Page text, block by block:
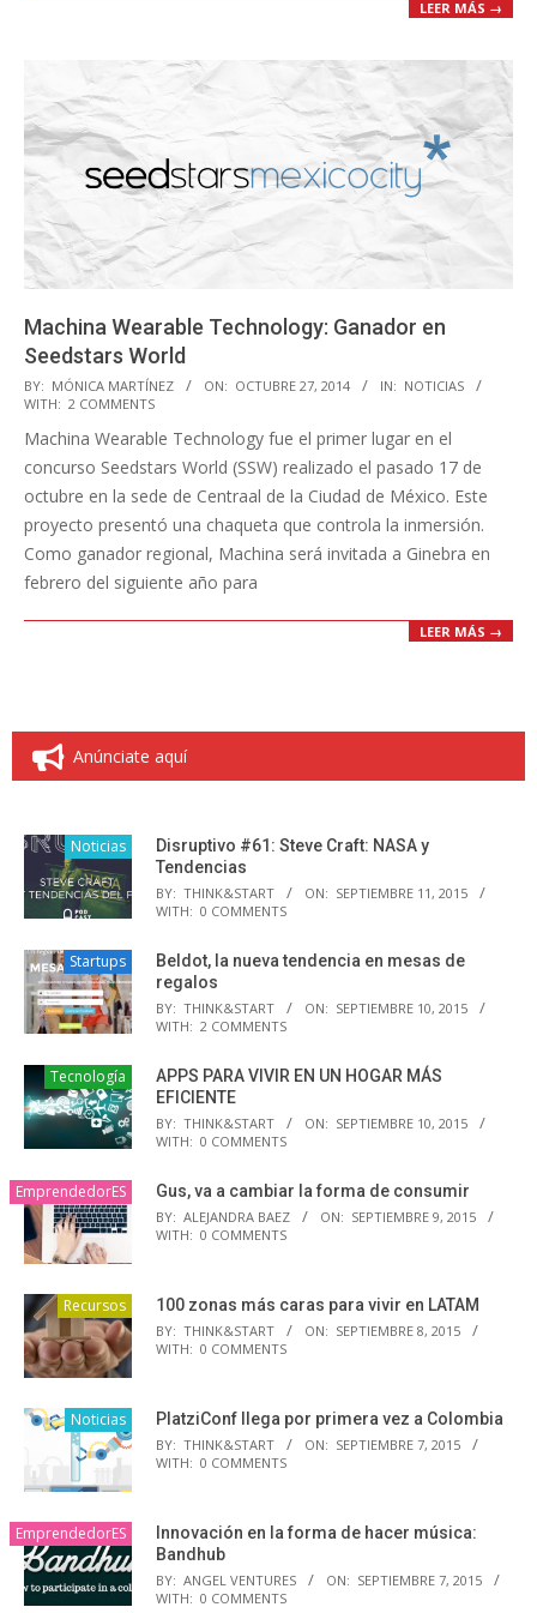
LEER MÁS →
Machina Wearable Technology: Ganador en
Seedstars World
2014-
10-
27
BY: MÓNICA MARTÍNEZ ON: OCTUBRE 27, 2014 IN: NOTICIAS
WITH: 2 COMMENTS
Machina Wearable Technology fue el primer lugar en el
concurso Seedstars World (SSW) realizado el pasado 17 de
octubre en la sede de Centraal de la Ciudad de México. Este
proyecto presentó una chaqueta que controla la inmersión.
Como ganador regional, Machina será invitada a Ginebra en
febrero del siguiente año para
LEER MÁS →
Anúnciate aquí
Noticias
Disruptivo #61: Steve Craft: NASA y
Tendencias
BY: THINK&START ON: SEPTIEMBRE 11, 2015
WITH: 0 COMMENTS
Startups
Beldot, la nueva tendencia en mesas de
regalos
BY: THINK&START ON: SEPTIEMBRE 10, 2015
WITH: 2 COMMENTS
Tecnología
APPS PARA VIVIR EN UN HOGAR MÁS
EFICIENTE
BY: THINK&START ON: SEPTIEMBRE 10, 2015
WITH: 0 COMMENTS
EmprendedorES Gus, va a cambiar la forma de consumir
BY: ALEJANDRA BAEZ ON: SEPTIEMBRE 9, 2015
WITH: 0 COMMENTS
Recursos 100 zonas más caras para vivir en LATAM
BY: THINK&START ON: SEPTIEMBRE 8, 2015
WITH: 0 COMMENTS
Noticias PlatziConf llega por primera vez a Colombia
BY: THINK&START ON: SEPTIEMBRE 7, 2015
WITH: 0 COMMENTS
EmprendedorES
Innovación en la forma de hacer música:
Bandhub
BY: ANGEL VENTURES ON: SEPTIEMBRE 7, 2015
WITH: 0 COMMENTS